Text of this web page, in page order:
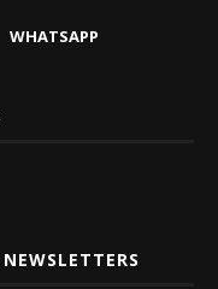
WHATSAPP